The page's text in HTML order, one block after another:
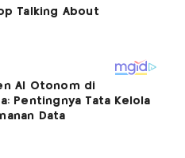
AI Otonom di
Pentingnya Tata Kelola
Data